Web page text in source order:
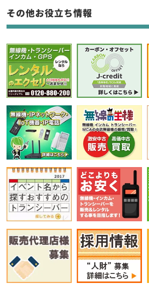
フリーワード入力(製品名等)
選択条件をリセット
その他お役立ち情報